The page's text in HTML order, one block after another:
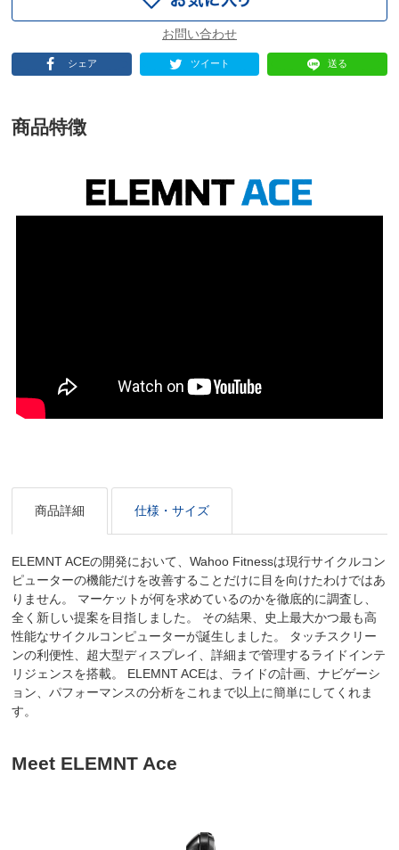
シェア ツイート 送る
商品特徴
商品詳細 仕様・サイズ
ELEMNT ACEの開発において、Wahoo Fitnessは現行サイクルコン
ピューターの機能だけを改善することだけに目を向けたわけではあ
りません。 マーケットが何を求めているのかを徹底的に調査し、
全く新しい提案を目指しました。 その結果、史上最大かつ最も高
性能なサイクルコンピューターが誕生しました。 タッチスクリー
ンの利便性、超大型ディスプレイ、詳細まで管理するライドインテ
リジェンスを搭載。 ELEMNT ACEは、ライドの計画、ナビゲーシ
ョン、パフォーマンスの分析をこれまで以上に簡単にしてくれま
す。
Meet ELEMNT Ace